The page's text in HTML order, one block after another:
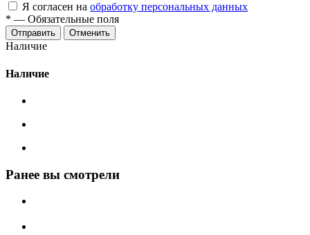
Я согласен на обработку персональных данных
* — Обязательные поля
Отменить
Наличие
Наличие
Ранее вы смотрели